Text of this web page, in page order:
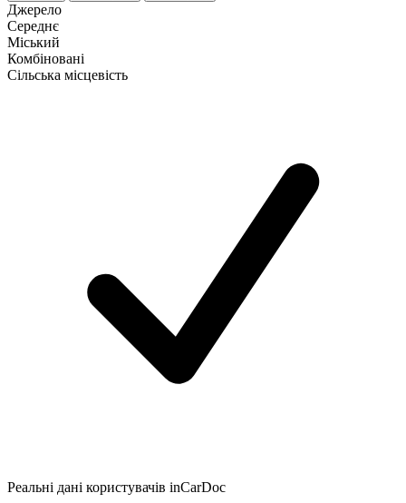
Джерело
Середнє
Міський
Комбіновані
Сільська місцевість
Реальні дані користувачів inCarDoc